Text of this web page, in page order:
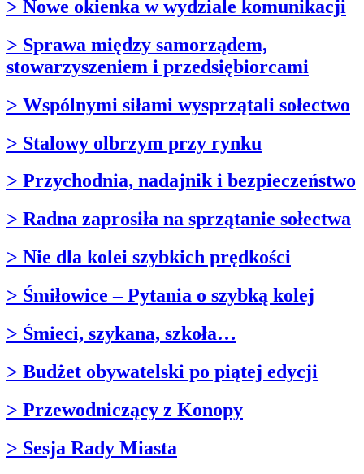
> Nowe okienka w wydziale komunikacji
> Sprawa między samorządem,
stowarzyszeniem i przedsiębiorcami
> Wspólnymi siłami wysprzątali sołectwo
> Stalowy olbrzym przy rynku
> Przychodnia, nadajnik i bezpieczeństwo
> Radna zaprosiła na sprzątanie sołectwa
> Nie dla kolei szybkich prędkości
> Śmiłowice – Pytania o szybką kolej
> Śmieci, szykana, szkoła…
> Budżet obywatelski po piątej edycji
> Przewodniczący z Konopy
> Sesja Rady Miasta